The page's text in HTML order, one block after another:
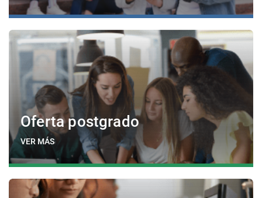
Oferta postgrado
VER MÁS